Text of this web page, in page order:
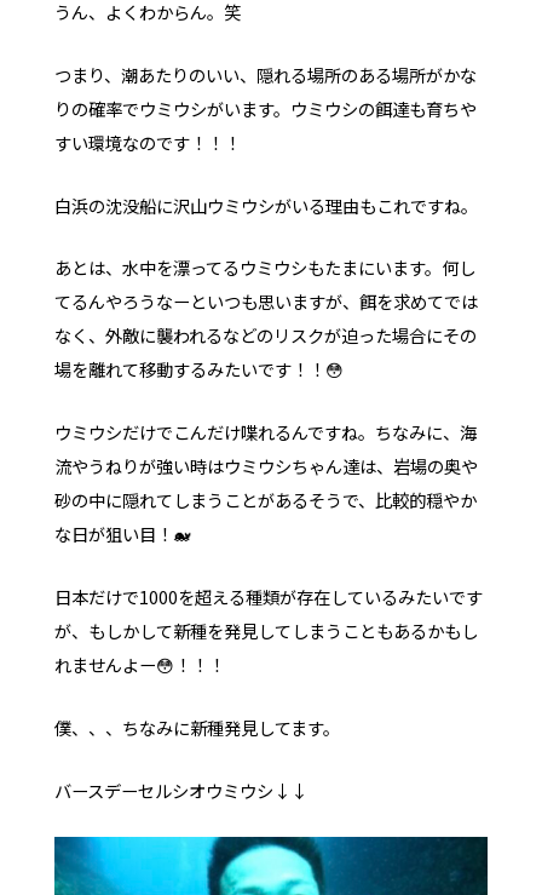
うん、よくわからん。笑
つまり、潮あたりのいい、隠れる場所のある場所がかな
りの確率でウミウシがいます。ウミウシの餌達も育ちや
すい環境なのです！！！
白浜の沈没船に沢山ウミウシがいる理由もこれですね。
あとは、水中を漂ってるウミウシもたまにいます。何し
てるんやろうなーといつも思いますが、餌を求めてでは
なく、外敵に襲われるなどのリスクが迫った場合にその
場を離れて移動するみたいです！！😳
ウミウシだけでこんだけ喋れるんですね。ちなみに、海
流やうねりが強い時はウミウシちゃん達は、岩場の奥や
砂の中に隠れてしまうことがあるそうで、比較的穏やか
な日が狙い目！🐋
日本だけで1000を超える種類が存在しているみたいです
が、もしかして新種を発見してしまうこともあるかもし
れませんよー😳！！！
僕、、、ちなみに新種発見してます。
バースデーセルシオウミウシ↓↓